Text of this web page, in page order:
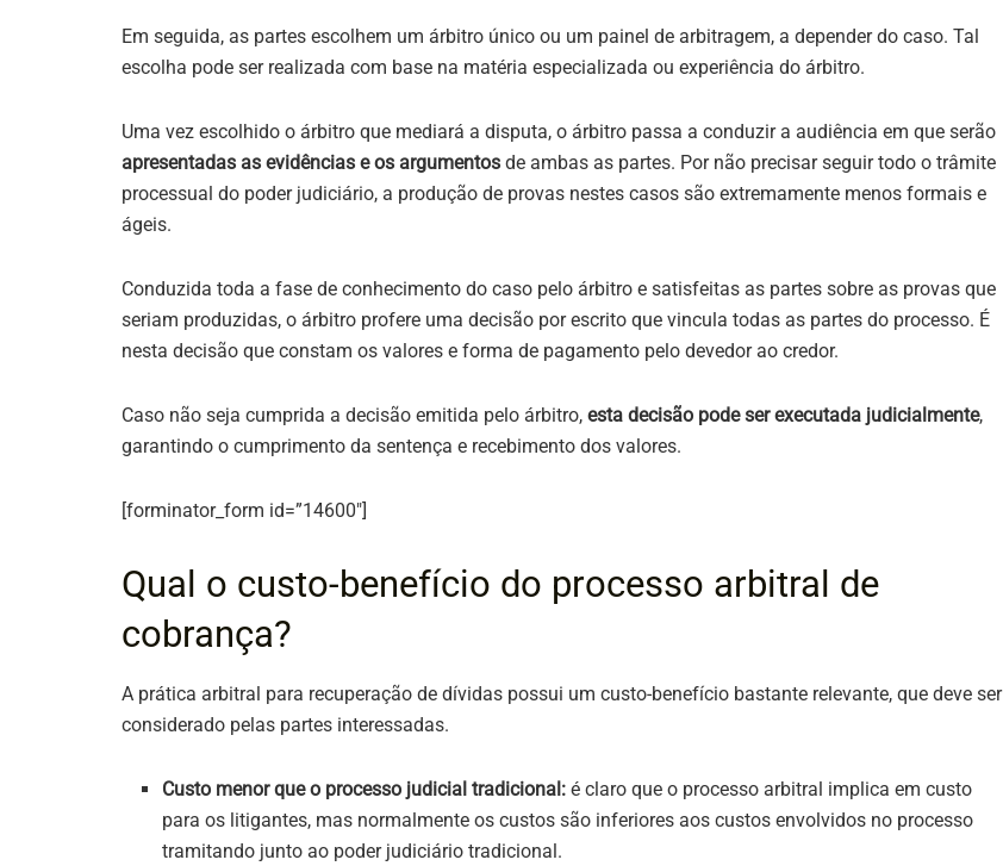
Em seguida, as partes escolhem um árbitro único ou um painel de arbitragem, a depender do caso. Tal
escolha pode ser realizada com base na matéria especializada ou experiência do árbitro.
Uma vez escolhido o árbitro que mediará a disputa, o árbitro passa a conduzir a audiência em que serão
apresentadas as evidências e os argumentos de ambas as partes. Por não precisar seguir todo o trâmite
processual do poder judiciário, a produção de provas nestes casos são extremamente menos formais e
ágeis.
Conduzida toda a fase de conhecimento do caso pelo árbitro e satisfeitas as partes sobre as provas que
seriam produzidas, o árbitro profere uma decisão por escrito que vincula todas as partes do processo. É
nesta decisão que constam os valores e forma de pagamento pelo devedor ao credor.
Caso não seja cumprida a decisão emitida pelo árbitro, esta decisão pode ser executada judicialmente,
garantindo o cumprimento da sentença e recebimento dos valores.
[forminator_form id=”14600″]
Qual o custo-benefício do processo arbitral de
cobrança?
A prática arbitral para recuperação de dívidas possui um custo-benefício bastante relevante, que deve ser
considerado pelas partes interessadas.
Custo menor que o processo judicial tradicional:é claro que o processo arbitral implica em custo
para os litigantes, mas normalmente os custos são inferiores aos custos envolvidos no processo
tramitando junto ao poder judiciário tradicional.